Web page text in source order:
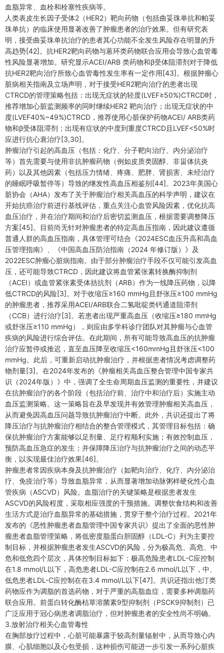
血脂异常、血栓和栓塞性疾病等。
人类表皮生长因子受体2（HER2）靶向药物（包括曲妥珠单抗和帕妥
珠单抗）的临床使用显著改善了肿瘤患者的治疗效果。但有研究表
明，接受曲妥珠单抗治疗的患者其心功能不全发生风险存在明显的升
高趋势[42]。抗HER2靶向药物与蒽环类药物联合应用会导致心血管毒
性风险显著增加。研究显示ACEI/ARB 类药物和β受体阻滞剂对于降低
抗HER2靶向治疗所致心血管毒性发生率有一定作用[43]。根据肿瘤心
脏病相关指南及立场声明，对于接受HER2靶向治疗的患者出现
CTRCD的管理策略包括：出现无症状的轻度(LVEF≥50%)CTRCD时，
推荐增加心脏监测频率的同时继续HER2 靶向治疗；出现无症状的中
度(LVEF40%~49%)CTRCD，推荐使用心脏保护药物ACEI/ ARB类药
物和β受体阻滞剂；出现有症状的中度到重度CTRCD且LVEF<50%时
应进行抗心衰治疗[3,30]。
肿瘤治疗引起的高血压（包括：化疗、分子靶向治疗、内分泌治疗
等）首先需要与使用非抗肿瘤药物（例如皮质类固醇、非甾体抗炎
药）以及其他因素（包括压力情绪、疼痛、肥胖、肾损害、未经治疗
的睡眠呼吸暂停等）导致的继发性高血压相鉴别[44]。2023年美国心
脏协会（AHA）发布了关于肿瘤治疗相关高血压的科学声明，建议在
开始抗癌治疗前进行基线评估，重点关注心血管风险因素，优化抗高
血压治疗，并在治疗期间和治疗后密切监测血压，根据需要调整降压
方案[45]。目前尚无针对肿瘤患者的特定高血压指南，因此建议遵循
普通人群的高血压指南，具体管理可结合《2024ESC血压升高和高血
压管理指南》、《中国高血压防治指南（2024 年修订版）》及
2022ESC肿瘤心脏病指南。由于部分肿瘤治疗手段不仅可能引发高血
压，还可能导致CTRCD，因此建议将血管紧张素转换酶抑制剂
（ACEI）或血管紧张素受体拮抗剂（ARB）作为一线降压药物，以降
低CTRCD的风险[3]。对于收缩压≥160 mmHg且舒张压≥100 mmHg
的肿瘤患者，推荐采用ACEI/ARB联合二氢吡啶类钙通道阻滞剂
（CCB）进行治疗[3]。若患者出现严重高血压（收缩压≥180 mmHg
或舒张压≥110 mmHg），则应由多学科诊疗团队对其肿瘤与心血管
疾病的风险进行综合评估。在此期间，所有可能导致高血压的抗肿瘤
治疗应暂停或推迟，直至血压降至收缩压<160mmHg且舒张压<100
mmHg。此后，可重新启动抗肿瘤治疗，并根据患者情况考虑调整药
物剂量[3]。在2024年发布的《肿瘤相关高血压整合管理中国专家共
识（2024年版）》中，强调了全生命周期血压监测的重要性，并建议
在抗肿瘤治疗的各个阶段（包括治疗前、治疗中和治疗后）实施主动
血压监测策略。这一策略旨在及早发现并有效管理肿瘤相关高血压，
从而避免因高血压问题导致抗肿瘤治疗中断。此外，共识还提出了将
降压治疗与抗肿瘤治疗相结合的整合管理模式，其管理目标包括：确
保抗肿瘤治疗方案能够以足剂量、足疗程顺利实施；有效控制血压，
预防高血压急症的发生；并保障降压治疗与抗肿瘤治疗之间的动态平
衡，以实现最佳治疗效果[46]。
肿瘤患者常因疾病本身及抗肿瘤治疗（如靶向治疗、化疗、内分泌治
疗、免疫治疗等）导致血脂异常，从而显著增加动脉粥样硬化性心血
管疾病（ASCVD）风险。血脂治疗的关键策略是根据患者发生
ASCVD的风险程度，采取相应强度的干预措施。调整饮食结构和改善
生活方式是治疗血脂异常的基础措施，贯穿于整个治疗过程。2021年
发布的《恶性肿瘤患者血脂管理中国专家共识》提出了全面的恶性肿
瘤患者血脂管理策略，将低密度脂蛋白胆固醇（LDL-C）列为主要控
制目标，并根据肿瘤患者发生ASCVD的风险，分为极高危、高危、中
危和低危四个层次，具体控制目标如下：极高危险患者LDL-C应控制
在1.8 mmol/L以下，高危患者LDL-C应控制在2.6 mmol/L以下，中、
低危患者LDL-C应控制在在3.4 mmol/L以下[47]。共识还指出他汀类
药物应作为调脂的首选药物，对于严重的高脂血症，需要多种调脂药
联合应用。前蛋白转化酶枯草溶菌素9型抑制剂（PSCK9抑制剂）已
广泛应用于冠心病患者调脂治疗，但对肿瘤患者的安全性尚不明确。
3.放射治疗相关心血管毒性
在胸部放疗过程中，心脏可能暴露于较高剂量辐射中，从而导致心内
膜、心肌细胞以及心包受损，这种损伤可能进一步引发一系列心脏疾